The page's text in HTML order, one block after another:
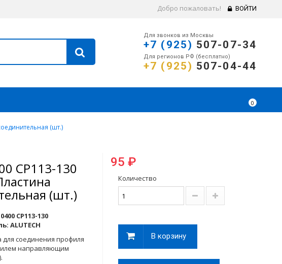
Добро пожаловать! ВОЙТИ
Для звонков из Москвы
+7 (925) 507-07-34
Для регионов РФ (бесплатно)
+7 (925) 507-04-44
0
(шт.)
CP113-130
(шт.)
CP113-130
ALUTECH
соединения профиля
направляющим
95 ₽
Количество
В корзину